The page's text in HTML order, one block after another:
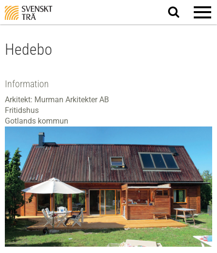
Sök
på
Hedebo
Information
Arkitekt: Murman Arkitekter AB
Fritidshus
Gotlands kommun